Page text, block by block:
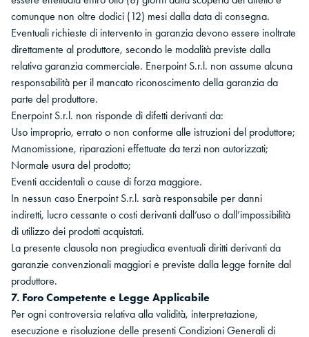
comunque non oltre dodici (12) mesi dalla data di consegna.
Eventuali richieste di intervento in garanzia devono essere inoltrate
direttamente al produttore, secondo le modalità previste dalla
relativa garanzia commerciale. Enerpoint S.r.l. non assume alcuna
responsabilità per il mancato riconoscimento della garanzia da
parte del produttore.
Enerpoint S.r.l. non risponde di difetti derivanti da:
Uso improprio, errato o non conforme alle istruzioni del produttore;
Manomissione, riparazioni effettuate da terzi non autorizzati;
Normale usura del prodotto;
Eventi accidentali o cause di forza maggiore.
In nessun caso Enerpoint S.r.l. sarà responsabile per danni
indiretti, lucro cessante o costi derivanti dall’uso o dall’impossibilità
di utilizzo dei prodotti acquistati.
La presente clausola non pregiudica eventuali diritti derivanti da
garanzie convenzionali maggiori e previste dalla legge fornite dal
produttore.
7. Foro Competente e Legge Applicabile
Per ogni controversia relativa alla validità, interpretazione,
esecuzione e risoluzione delle presenti Condizioni Generali di